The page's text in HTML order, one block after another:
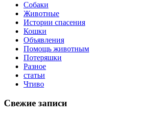
Cобаки
Животные
Истории спасения
Кошки
Объявления
Помощь животным
Потеряшки
Разное
статьи
Чтиво
Свежие записи